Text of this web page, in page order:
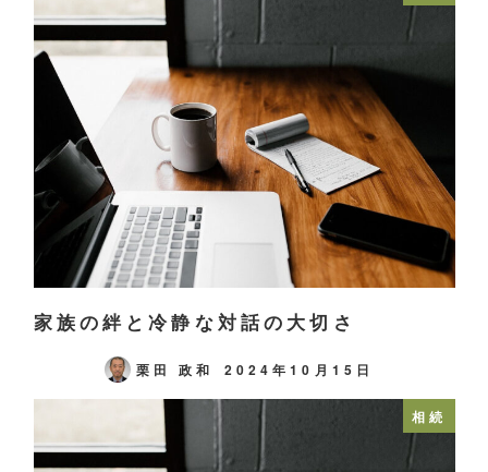
家族の絆と冷静な対話の大切さ
栗田 政和 2024年10月15日
相続